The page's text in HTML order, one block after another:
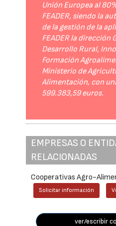
Unión Europea al
FEADER, siendo la
de la gestión de la
FEADER la dirección
Desarrollo Rural,
Formación
Ministerio de
Alimentación, con
599.383,59 euros.
EMPRESAS O
RELACIONADAS
Cooperativas Agro-
Solicitar información
ver/escribir